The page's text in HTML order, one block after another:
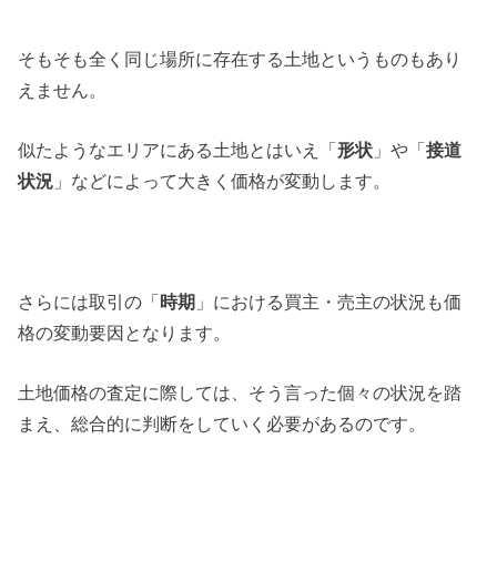
そもそも全く同じ場所に存在する土地というものもあり
えません。
似たようなエリアにある土地とはいえ「形状 」や「接道
状況 」などによって大きく価格が変動します。
さらには取引の「時期 」における買主・売主の状況も価
格の変動要因となります。
土地価格の査定に際しては、そう言った個々の状況を踏
まえ、総合的に判断をしていく必要があるのです。